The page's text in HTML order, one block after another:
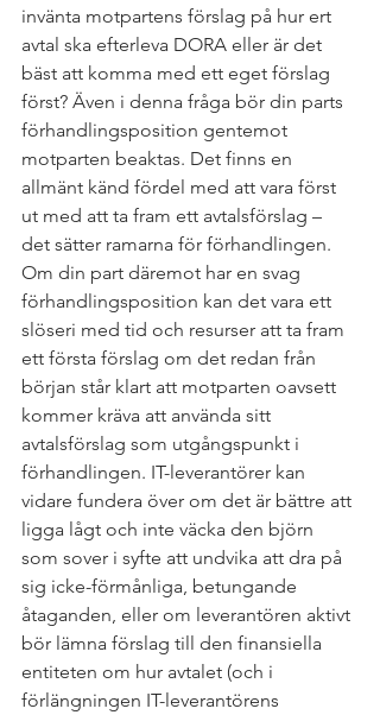
invänta motpartens förslag på hur ert
avtal ska efterleva DORA eller är det
bäst att komma med ett eget förslag
först? Även i denna fråga bör din parts
förhandlingsposition gentemot
motparten beaktas. Det finns en
allmänt känd fördel med att vara först
ut med att ta fram ett avtalsförslag –
det sätter ramarna för förhandlingen.
Om din part däremot har en svag
förhandlingsposition kan det vara ett
slöseri med tid och resurser att ta fram
ett första förslag om det redan från
början står klart att motparten oavsett
kommer kräva att använda sitt
avtalsförslag som utgångspunkt i
förhandlingen. IT-leverantörer kan
vidare fundera över om det är bättre att
ligga lågt och inte väcka den björn
som sover i syfte att undvika att dra på
sig icke-förmånliga, betungande
åtaganden, eller om leverantören aktivt
bör lämna förslag till den finansiella
entiteten om hur avtalet (och i
förlängningen IT-leverantörens